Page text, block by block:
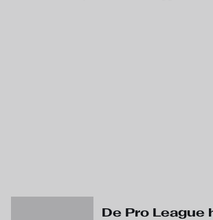
De Pro League